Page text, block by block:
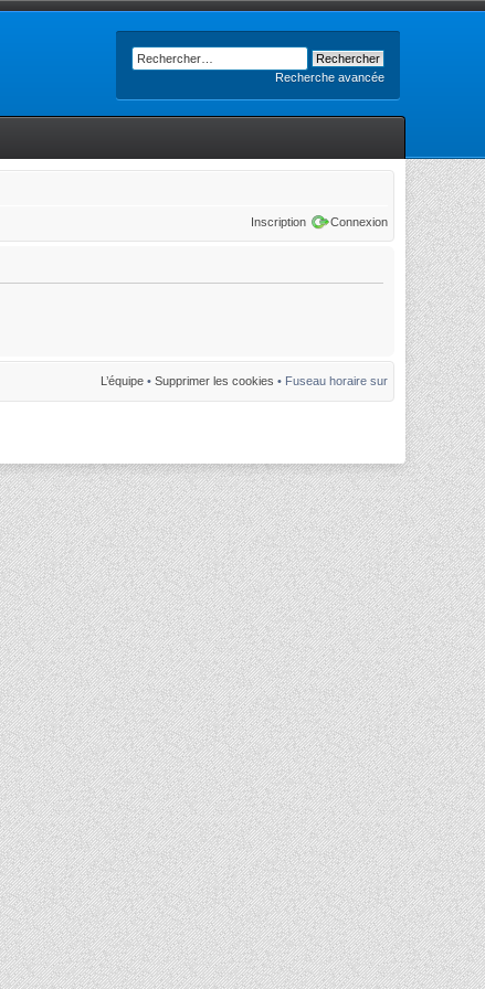
Recherche avancée
Inscription Connexion
L’équipe • Supprimer les cookies • Fuseau horaire sur